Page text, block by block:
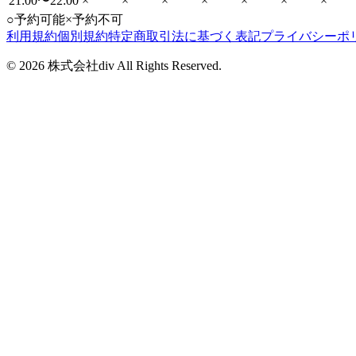
○予約可能×予約不可
利用規約個別規約特定商取引法に基づく表記プライバシーポ
© 2026 株式会社div All Rights Reserved.